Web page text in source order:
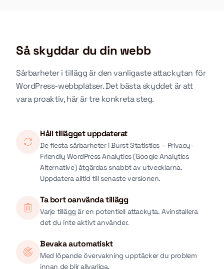
Så skyddar du din webb
Sårbarheter i tillägg är den vanligaste attackytan för
WordPress-webbplatser. Det bästa skyddet är att
vara proaktiv, här är tre konkreta steg.
Håll tillägget uppdaterat
De flesta sårbarheter i Burst Statistics – Privacy-
Friendly WordPress Analytics (Google Analytics
Alternative) åtgärdas snabbt av utvecklarna.
Uppdatera alltid till senaste versionen.
Ta bort oanvända tillägg
Varje tillägg är en potentiell attackyta. Avinstallera
det du inte aktivt använder.
Bevaka automatiskt
Med löpande övervakning upptäcker du problem
innan de blir allvarliga.